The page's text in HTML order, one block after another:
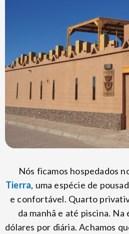
Nós ficamos hospedados
Tierra, uma espécie de
e confortável. Quarto
da manhã e até piscina. Na
dólares por diária. Achamos